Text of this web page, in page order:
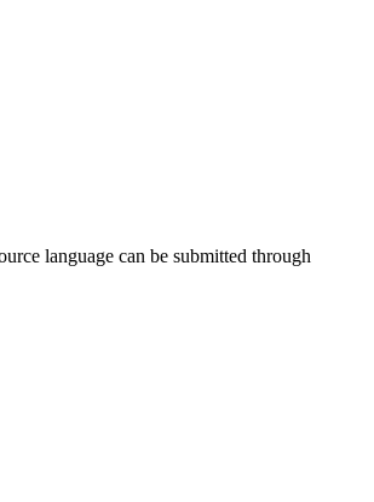
language can be submitted through